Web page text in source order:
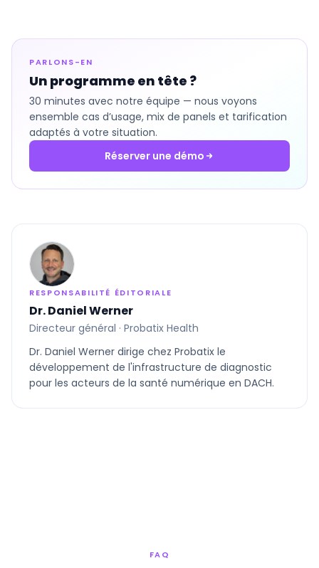
PARLONS-EN
Un programme en tête ?
30 minutes avec notre équipe — nous voyons
ensemble cas d’usage, mix de panels et tarification
adaptés à votre situation.
Réserver une démo
RESPONSABILITÉ ÉDITORIALE
Dr. Daniel Werner
Directeur général · Probatix Health
Dr. Daniel Werner dirige chez Probatix le
développement de l'infrastructure de diagnostic
pour les acteurs de la santé numérique en DACH.
FAQ